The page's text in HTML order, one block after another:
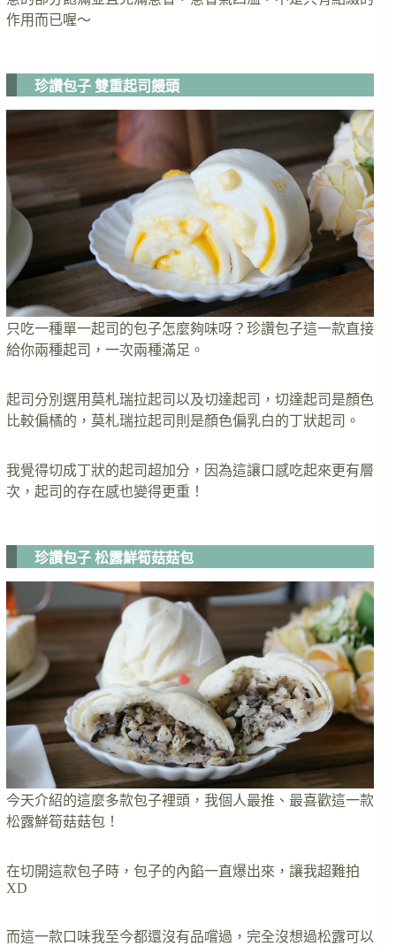
作用而已喔～
珍讚包子 雙重起司饅頭
只吃一種單一起司的包子怎麼夠味呀？珍讚包子這一款直接
給你兩種起司，一次兩種滿足。
起司分別選用莫札瑞拉起司以及切達起司，切達起司是顏色
比較偏橘的，莫札瑞拉起司則是顏色偏乳白的丁狀起司。
我覺得切成丁狀的起司超加分，因為這讓口感吃起來更有層
次，起司的存在感也變得更重！
珍讚包子 松露鮮筍菇菇包
今天介紹的這麼多款包子裡頭，我個人最推、最喜歡這一款
松露鮮筍菇菇包！
在切開這款包子時，包子的內餡一直爆出來，讓我超難拍
XD
而這一款口味我至今都還沒有品嚐過，完全沒想過松露可以